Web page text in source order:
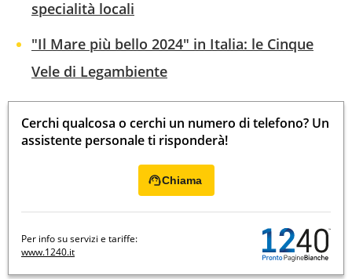
specialità locali
"Il Mare più bello 2024" in Italia: le Cinque
Vele di Legambiente
Cerchi qualcosa o cerchi un numero di telefono? Un
assistente personale ti risponderà!
Chiama
Per info su servizi e tariffe:
www.1240.it